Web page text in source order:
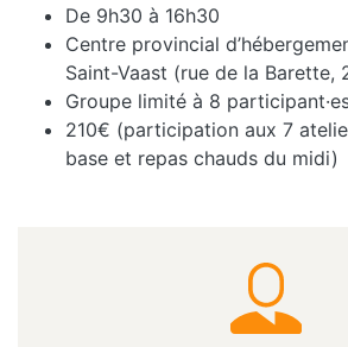
De 9h30 à 16h30
Centre provincial
Saint-Vaast (rue de la Barette,
Groupe limité à 8
210€ (participation aux 7
base et repas chauds du midi)